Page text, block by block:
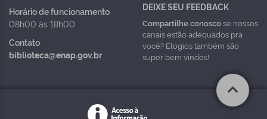
Horário de funcionamento
08h00 às 18h00
Contato
biblioteca@enap.gov.br
DEIXE SEU FEEDBACK
Compartilhe conoscose nossos
canais estão adequados pra
você? Elogios também são
super bem vindos!